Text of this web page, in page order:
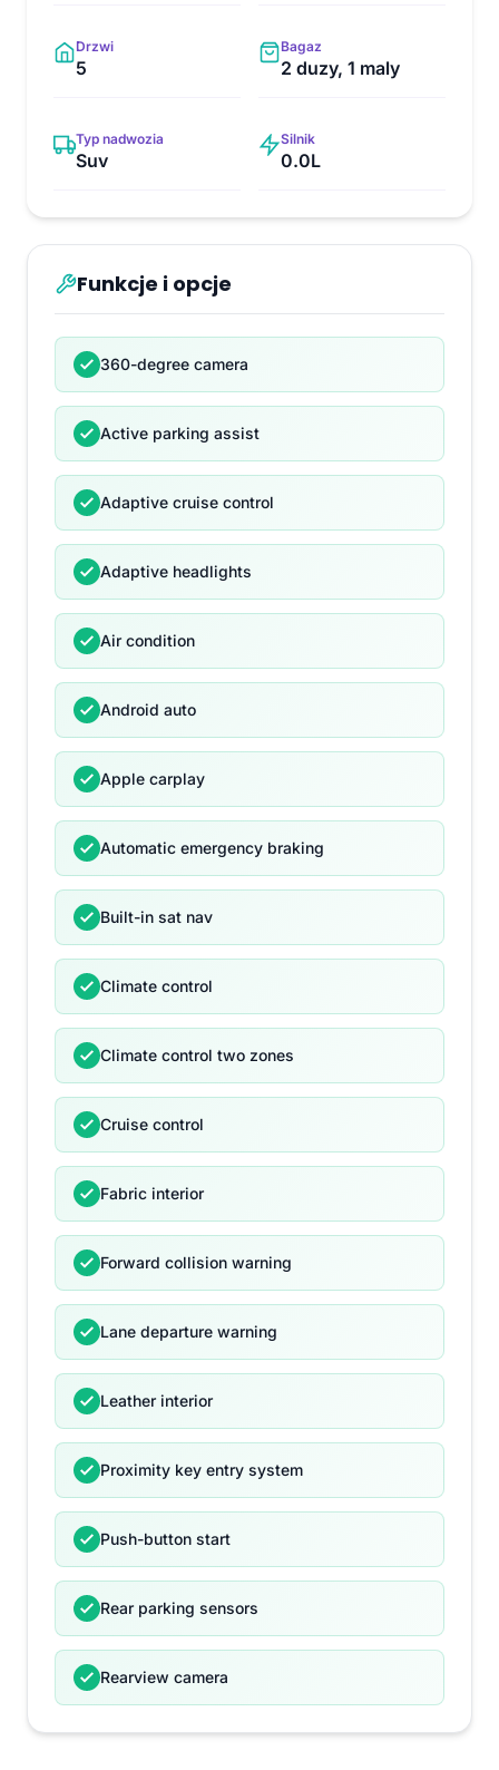
Drzwi
5
Bagaz
2 duzy, 1 maly
Typ nadwozia
Suv
Silnik
0.0L
Funkcje i opcje
360-degree camera
Active parking assist
Adaptive cruise control
Adaptive headlights
Air condition
Android auto
Apple carplay
Automatic emergency braking
Built-in sat nav
Climate control
Climate control two zones
Cruise control
Fabric interior
Forward collision warning
Lane departure warning
Leather interior
Proximity key entry system
Push-button start
Rear parking sensors
Rearview camera